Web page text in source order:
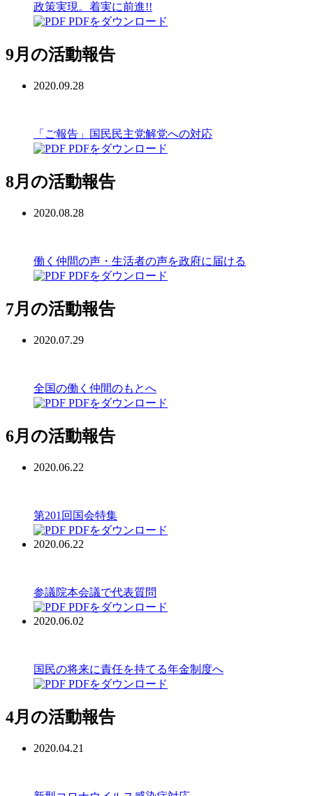
政策実現。着実に前進!!
PDFをダウンロード
9月の活動報告
2020.09.28
「ご報告」国民民主党解党への対応
PDFをダウンロード
8月の活動報告
2020.08.28
働く仲間の声・生活者の声を政府に届ける
PDFをダウンロード
7月の活動報告
2020.07.29
全国の働く仲間のもとへ
PDFをダウンロード
6月の活動報告
2020.06.22
第201回国会特集
PDFをダウンロード
2020.06.22
参議院本会議で代表質問
PDFをダウンロード
2020.06.02
国民の将来に責任を持てる年金制度へ
PDFをダウンロード
4月の活動報告
2020.04.21